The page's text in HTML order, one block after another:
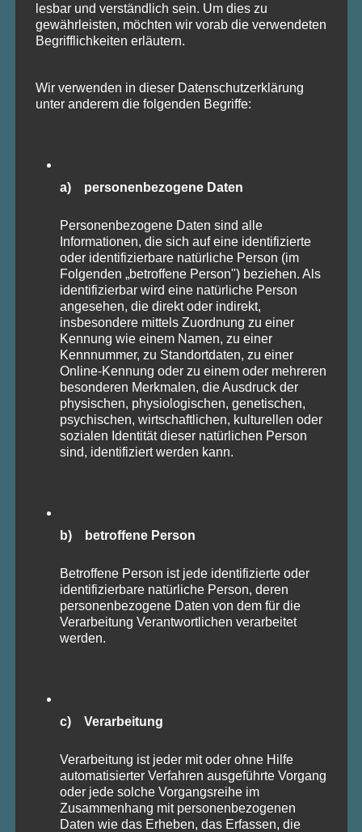
Online-Etikette– sicheres Verhalten in
digitalen Meetings
Fehlerfreundlichkeit
– souveräner
Umgang mit Missgeschicken
Höflichkeit heute
Sicheres Auftreten– selbstbewusst
und authentisch wirken
Entdecken Sie die Kunst der eleganten
und Etikette in meinen interaktiven
und Stil und lernen Sie, wie Sie sich in jeder
souverän und selbstbewusst präsentieren.
lesbar und verständlich sein. Um dies zu
gewährleisten, möchten wir vorab die verwendeten
Begrifflichkeiten erläutern.
Wir verwenden in dieser Datenschutzerklärung
unter anderem die folgenden Begriffe:
a) personenbezogene Daten
Personenbezogene Daten sind alle
Informationen, die sich auf eine identifizierte
oder identifizierbare natürliche Person (im
Folgenden „betroffene Person") beziehen. Als
identifizierbar wird eine natürliche Person
angesehen, die direkt oder indirekt,
insbesondere mittels Zuordnung zu einer
Kennung wie einem Namen, zu einer
Kennnummer, zu Standortdaten, zu einer
Online-Kennung oder zu einem oder mehreren
besonderen Merkmalen, die Ausdruck der
physischen, physiologischen, genetischen,
psychischen, wirtschaftlichen, kulturellen oder
sozialen Identität dieser natürlichen Person
sind, identifiziert werden kann.
b) betroffene Person
Betroffene Person ist jede identifizierte oder
identifizierbare natürliche Person, deren
personenbezogene Daten von dem für die
Verarbeitung Verantwortlichen verarbeitet
werden.
c) Verarbeitung
Verarbeitung ist jeder mit oder ohne Hilfe
automatisierter Verfahren ausgeführte Vorgang
oder jede solche Vorgangsreihe im
Zusammenhang mit personenbezogenen
Daten wie das Erheben, das Erfassen, die